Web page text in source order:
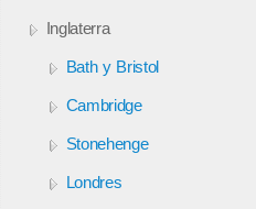
Inglaterra
Bath y Bristol
Cambridge
Stonehenge
Londres